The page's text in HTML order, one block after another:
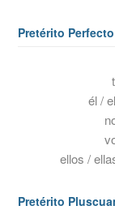
Pretérito
él /
ellos /
Pretérito